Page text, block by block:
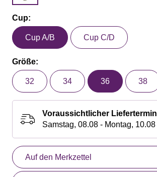
Cup:
Cup A/B Cup C/D
Größe:
32 34 36 38
Voraussichtlicher Liefertermin
Samstag, 08.08 - Montag, 10.08
Auf den Merkzettel